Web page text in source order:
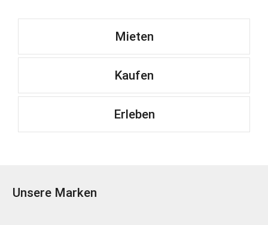
Mieten
Kaufen
Erleben
Unsere Marken